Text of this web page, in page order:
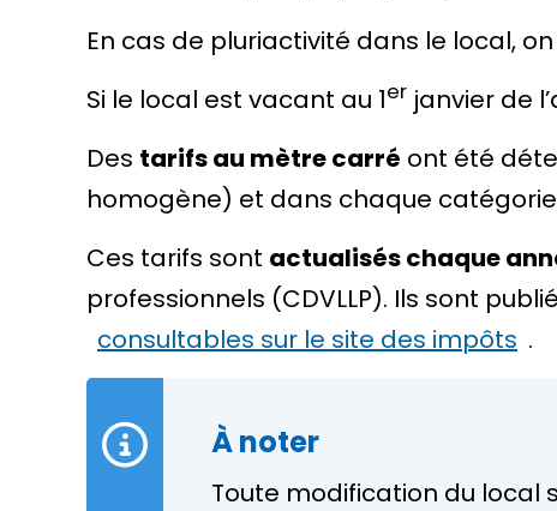
En cas de pluriactivité dans le local,
Si le local est vacant au 1er janvier de
Des tarifs au mètre carré ont été
homogène) et dans chaque
Ces tarifs sont actualisés chaque
professionnels (CDVLLP). Ils sont
consultables sur le site des impôts .
À noter
Toute modification du local